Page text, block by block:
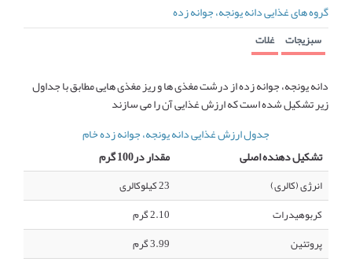
گروه های غذایی دانه یونجه، جوانه زده
سبزیجات غلات
دانه یونجه، جوانه زده از درشت مغذی ها و ریز مغذی هایی مطابق با جداول
زیر تشکیل شده است که ارزش غذایی آن را می سازند
جدول ارزش غذایی دانه یونجه، جوانه زده خام
تشکیل دهنده اصلی
مقدار در100 گرم
انرژی (کالری)
23 کیلوکالری
کربوهیدرات
2.10 گرم
پروتئین
3.99 گرم